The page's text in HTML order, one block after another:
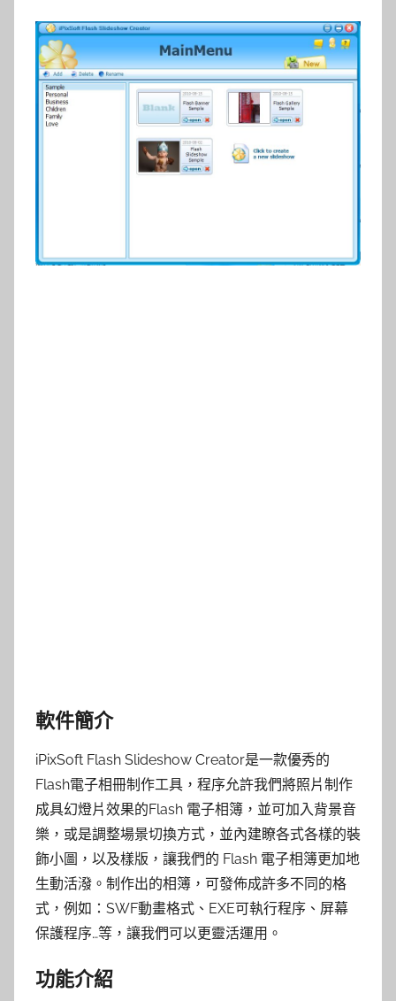
軟件簡介
iPixSoft Flash Slideshow Creator是一款優秀的
Flash電子相冊制作工具，程序允許我們將照片制作
成具幻燈片效果的Flash 電子相簿，並可加入背景音
樂，或是調整場景切換方式，並內建瞭各式各樣的裝
飾小圖，以及樣版，讓我們的 Flash 電子相簿更加地
生動活潑。制作出的相簿，可發佈成許多不同的格
式，例如：SWF動畫格式、EXE可執行程序、屏幕
保護程序…等，讓我們可以更靈活運用。
功能介紹